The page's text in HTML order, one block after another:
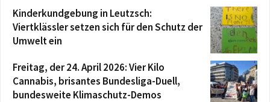
Kinderkundgebung in Leutzsch:
Viertklässler setzen sich für den Schutz der
Umwelt ein
Freitag, der 24. April 2026: Vier Kilo
Cannabis, brisantes Bundesliga-Duell,
bundesweite Klimaschutz-Demos